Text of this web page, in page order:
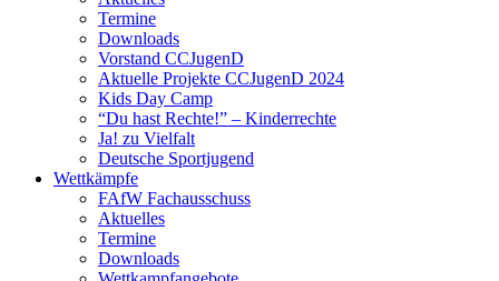
Termine
Downloads
Vorstand CCJugenD
Aktuelle Projekte CCJugenD 2024
Kids Day Camp
“Du hast Rechte!” – Kinderrechte
Ja! zu Vielfalt
Deutsche Sportjugend
Wettkämpfe
FAfW Fachausschuss
Aktuelles
Termine
Downloads